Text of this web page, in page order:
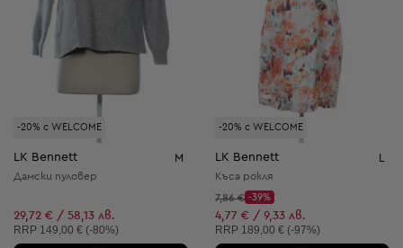
-20% с WELCOME
LK Bennett M
Дамски пуловер
29,72 € / 58,13 лв.
Препоръчителна цена:
RRP 149,00 € (-80%)
-20% с WELCOME
LK Bennett L
Къса рокля
Начална цена:
7,86 €
Discount Price:
-39%
Намалена цена:
4,77 € / 9,33 лв.
Препоръчителна цена:
RRP 189,00 € (-97%)